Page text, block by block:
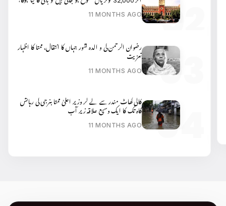
11 MONTHS AGO
رضوان الرحمن کی و الدہ کشور جہاں کا انتقال، ممتا کا اظہار
تعزیت
11 MONTHS AGO
کالی گھاٹ مندر سے لے کر وزیر اعلیٰ ممتا بنرجی کی رہائش
گاہ تک کا ایک وسیع علاقہ زیر آب
11 MONTHS AGO